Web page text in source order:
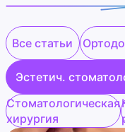
Все статьи
Эстетич.
Стоматологическая
хирургия